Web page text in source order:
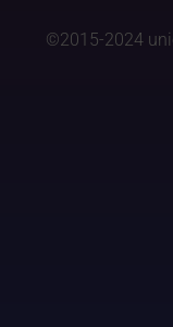
©2015-2024